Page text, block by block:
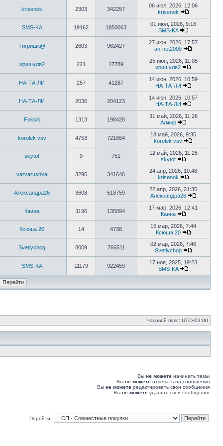
к
последнему
krisenok 2303 342257
06 июл, 2026, 12:06
krisenok
Перейти
к
SMS-KA 19162 1850063
01 июл, 2026, 9:16
SMS-KA
Перейти
к
последнему
Тигришк@ 2603 962427
27 июн, 2026, 17:57
an-net2009
Перейти
к
иришуля2 221 17789
25 июн, 2026, 11:05
иришуля2
Перейти
к
НА-ТА-ЛИ 257 41287
14 июн, 2026, 10:59
НА-ТА-ЛИ
Перейти
к
НА-ТА-ЛИ 2036 204123
14 июн, 2026, 10:57
НА-ТА-ЛИ
Перейти
к
Foksik 1313 198428
31 май, 2026, 11:26
Алжир
Перейти
к
последнему
korolek vsv 4753 721664
18 май, 2026, 9:35
korolek vsv
Перейти
к
сообщению
skytot 0 751
12 май, 2026, 11:25
skytot
Перейти
к
последнему
сообщению
varvarushka 3296 341646
24 апр, 2026, 10:48
krisenok
Перейти
к
последнему
Александра26 3608 518759
22 апр, 2026, 21:35
Александра26
Перейти
к
Каина 1196 135094
17 мар, 2026, 12:41
Каина
Перейти
к
последнему
сообщению
Ксюша 20 14 4738
15 мар, 2026, 7:44
Ксюша 20
Перейти
к
последнему
сообщению
Svetlychog 8009 766511
02 мар, 2026, 7:46
Svetlychog
Перейти
к
SMS-KA 11179 922459
17 ноя, 2025, 19:23
SMS-KA
Перейти
сообщению
Часовой пояс: UTC+03:00
Вы не можете начинать темы
Вы не можете отвечать на сообщения
Вы не можете редактировать свои сообщения
Вы не можете удалять свои сообщения
Перейти: